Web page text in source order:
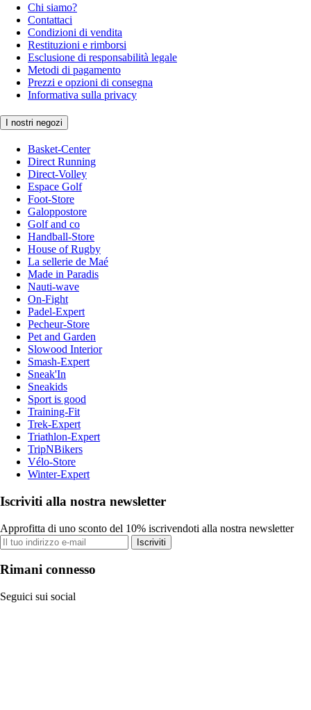
Chi siamo?
Contattaci
Condizioni di vendita
Restituzioni e rimborsi
Esclusione di responsabilità legale
Metodi di pagamento
Prezzi e opzioni di consegna
Informativa sulla privacy
I nostri negozi
Basket-Center
Direct Running
Direct-Volley
Espace Golf
Foot-Store
Galoppostore
Golf and co
Handball-Store
House of Rugby
La sellerie de Maé
Made in Paradis
Nauti-wave
On-Fight
Padel-Expert
Pecheur-Store
Pet and Garden
Slowood Interior
Smash-Expert
Sneak'In
Sneakids
Sport is good
Training-Fit
Trek-Expert
Triathlon-Expert
TripNBikers
Vélo-Store
Winter-Expert
Iscriviti alla nostra newsletter
Approfitta di uno sconto del 10% iscrivendoti alla nostra newsletter
Iscriviti
Rimani connesso
Seguici sui social